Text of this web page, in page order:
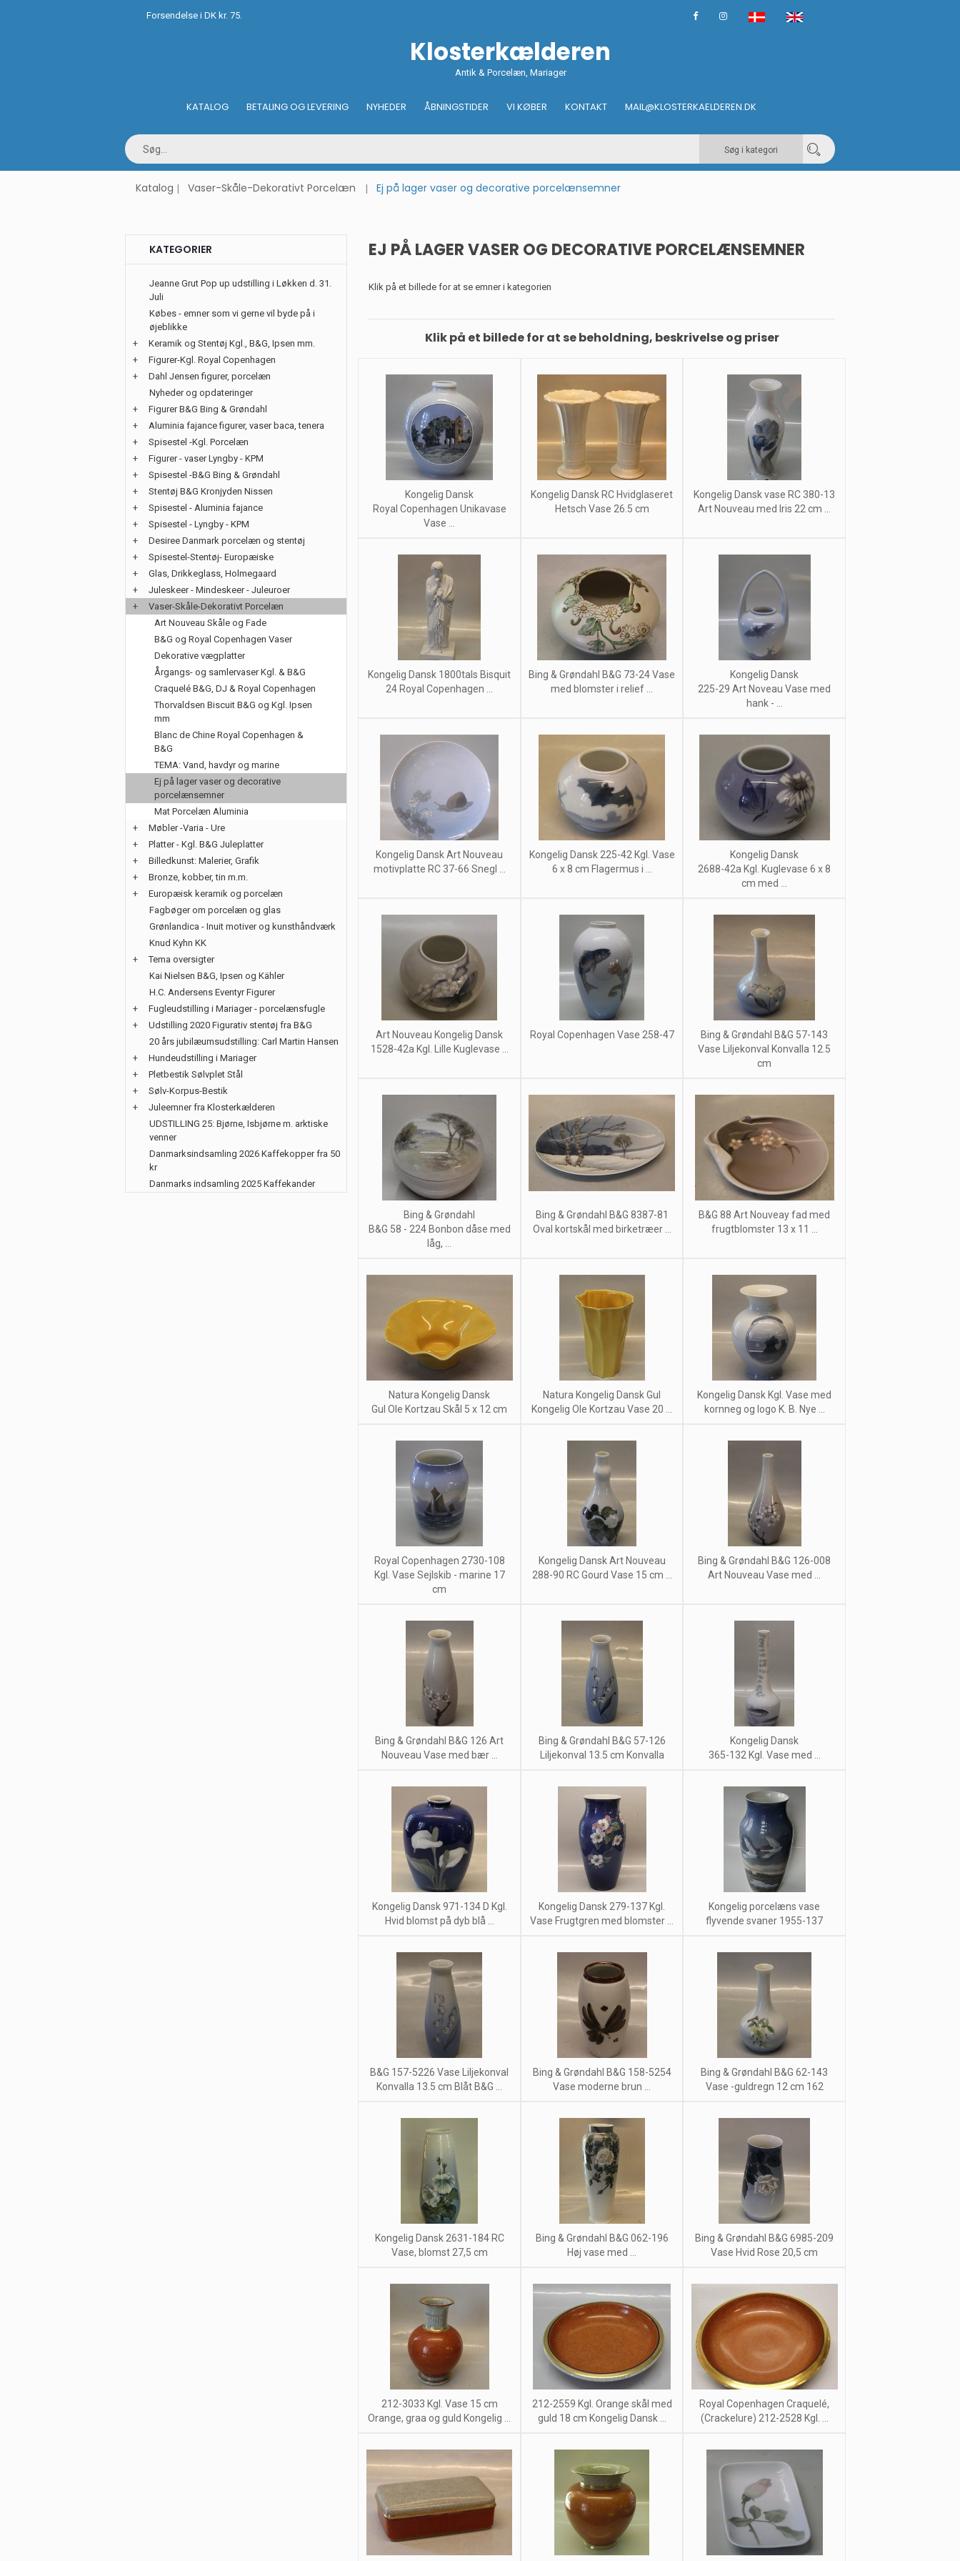
Forsendelse i DK kr. 75.
Klosterkælderen
Antik & Porcelæn, Mariager
KATALOG BETALING OG LEVERING NYHEDER ÅBNINGSTIDER VI KØBER KONTAKT MAIL@KLOSTERKAELDEREN.DK
Søg i kategori
Katalog Vaser-Skåle-Dekorativt Porcelæn Ej på lager vaser og decorative porcelænsemner
EJ PÅ LAGER VASER OG DECORATIVE PORCELÆNSEMNER
Klik på et billede for at se emner i kategorien
Klik på et billede for at se beholdning, beskrivelse og priser
Kongelig Dansk
Royal Copenhagen Unikavase
Vase ...
Kongelig Dansk RC Hvidglaseret
Hetsch Vase 26.5 cm
Kongelig Dansk vase RC 380-13
Art Nouveau med Iris 22 cm ...
Kongelig Dansk 1800tals Bisquit
24 Royal Copenhagen ...
Bing & Grøndahl B&G 73-24 Vase
med blomster i relief ...
Kongelig Dansk
225-29 Art Noveau Vase med
hank - ...
Kongelig Dansk Art Nouveau
motivplatte RC 37-66 Snegl ...
Kongelig Dansk 225-42 Kgl. Vase
6 x 8 cm Flagermus i ...
Kongelig Dansk
2688-42a Kgl. Kuglevase 6 x 8
cm med ...
Art Nouveau Kongelig Dansk
1528-42a Kgl. Lille Kuglevase ...
Royal Copenhagen Vase 258-47
Bing & Grøndahl B&G 57-143
Vase Liljekonval Konvalla 12.5
cm
Bing & Grøndahl
B&G 58 - 224 Bonbon dåse med
låg, ...
Bing & Grøndahl B&G 8387-81
Oval kortskål med birketræer ...
B&G 88 Art Nouveay fad med
frugtblomster 13 x 11 ...
Natura Kongelig Dansk
Gul Ole Kortzau Skål 5 x 12 cm
Natura Kongelig Dansk Gul
Kongelig Ole Kortzau Vase 20 ...
Kongelig Dansk Kgl. Vase med
kornneg og logo K. B. Nye ...
Royal Copenhagen 2730-108
Kgl. Vase Sejlskib - marine 17
cm
Kongelig Dansk Art Nouveau
288-90 RC Gourd Vase 15 cm ...
Bing & Grøndahl B&G 126-008
Art Nouveau Vase med ...
Bing & Grøndahl B&G 126 Art
Nouveau Vase med bær ...
Bing & Grøndahl B&G 57-126
Liljekonval 13.5 cm Konvalla
Kongelig Dansk
365-132 Kgl. Vase med ...
Kongelig Dansk 971-134 D Kgl.
Hvid blomst på dyb blå ...
Kongelig Dansk 279-137 Kgl.
Vase Frugtgren med blomster ...
Kongelig porcelæns vase
flyvende svaner 1955-137
B&G 157-5226 Vase Liljekonval
Konvalla 13.5 cm Blåt B&G ...
Bing & Grøndahl B&G 158-5254
Vase moderne brun ...
Bing & Grøndahl B&G 62-143
Vase -guldregn 12 cm 162
Kongelig Dansk 2631-184 RC
Vase, blomst 27,5 cm
Bing & Grøndahl B&G 062-196
Høj vase med ...
Bing & Grøndahl B&G 6985-209
Vase Hvid Rose 20,5 cm
212-3033 Kgl. Vase 15 cm
Orange, graa og guld Kongelig ...
212-2559 Kgl. Orange skål med
guld 18 cm Kongelig Dansk ...
Royal Copenhagen Craquelé,
(Crackelure) 212-2528 Kgl. ...
KATEGORIER
Jeanne Grut Pop up udstilling i Løkken d. 31.
Juli
Købes - emner som vi gerne vil byde på i
øjeblikke
+
Keramik og Stentøj Kgl., B&G, Ipsen mm.
+
Figurer-Kgl. Royal Copenhagen
+
Dahl Jensen figurer, porcelæn
Nyheder og opdateringer
+
Figurer B&G Bing & Grøndahl
+
Aluminia fajance figurer, vaser baca, tenera
+
Spisestel -Kgl. Porcelæn
+
Figurer - vaser Lyngby - KPM
+
Spisestel -B&G Bing & Grøndahl
+
Stentøj B&G Kronjyden Nissen
+
Spisestel - Aluminia fajance
+
Spisestel - Lyngby - KPM
+
Desiree Danmark porcelæn og stentøj
+
Spisestel-Stentøj- Europæiske
+
Glas, Drikkeglass, Holmegaard
+
Juleskeer - Mindeskeer - Juleuroer
+
Vaser-Skåle-Dekorativt Porcelæn
Art Nouveau Skåle og Fade
B&G og Royal Copenhagen Vaser
Dekorative vægplatter
Årgangs- og samlervaser Kgl. & B&G
Craquelé B&G, DJ & Royal Copenhagen
Thorvaldsen Biscuit B&G og Kgl. Ipsen
mm
Blanc de Chine Royal Copenhagen &
B&G
TEMA: Vand, havdyr og marine
Ej på lager vaser og decorative
porcelænsemner
Mat Porcelæn Aluminia
+
Møbler -Varia - Ure
+
Platter - Kgl. B&G Juleplatter
+
Billedkunst: Malerier, Grafik
+
Bronze, kobber, tin m.m.
+
Europæisk keramik og porcelæn
Fagbøger om porcelæn og glas
Grønlandica - Inuit motiver og kunsthåndværk
Knud Kyhn KK
+
Tema oversigter
Kai Nielsen B&G, Ipsen og Kähler
H.C. Andersens Eventyr Figurer
+
Fugleudstilling i Mariager - porcelænsfugle
+
Udstilling 2020 Figurativ stentøj fra B&G
20 års jubilæumsudstilling: Carl Martin Hansen
+
Hundeudstilling i Mariager
+
Pletbestik Sølvplet Stål
+
Sølv-Korpus-Bestik
+
Juleemner fra Klosterkælderen
UDSTILLING 25: Bjørne, Isbjørne m. arktiske
venner
Danmarksindsamling 2026 Kaffekopper fra 50
kr
Danmarks indsamling 2025 Kaffekander